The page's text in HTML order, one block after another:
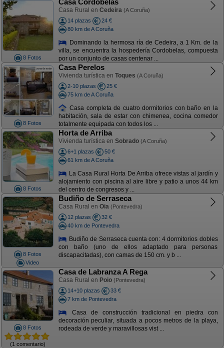
8 Fotos
Casa Cordobelas
Casa Rural en Cedeira (A Coruña)
14 plazas
24 €
80 km de A Coruña
Dominando la hermosa ría de Cedeira, a 1 Km. de la
villa, se encuentra la hospedería Cordobelas, compuesta
por un conjunto de casas centenar ...
8 Fotos
Casa Perelos
Vivienda turística en Toques (A Coruña)
2-10 plazas
25 €
75 km de A Coruña
Casa completa de cuatro dormitorios con baño en la
habitación, sala de estar con chimenea, cocina comedor
totalmente equipada con todos los ...
8 Fotos
Horta de Arriba
Vivienda turística en Sobrado (A Coruña)
6+1 plazas
50 €
61 km de A Coruña
La Casa Rural Horta De Arriba ofrece vistas al jardín y
alojamiento con piscina al aire libre y patio a unos 44 km
del centro de congresos y ...
8 Fotos
Video
Budiño de Serraseca
Casa Rural en Oia (Pontevedra)
12 plazas
32 €
40 km de Pontevedra
Budiño de Serraseca cuenta con: 4 dormitorios dobles
con baño (uno de ellos adaptado para personas
discapacitadas), con camas de 150 cm. y b ...
8 Fotos
(1 comentario)
Casa de Labranza A Rega
Casa Rural en Poio (Pontevedra)
14+10 plazas
33 €
7 km de Pontevedra
Casa de construcción tradicional en piedra con
decoración peculiar, situada a pocos metros de la playa,
rodeada de verde y maravillosas vist ...